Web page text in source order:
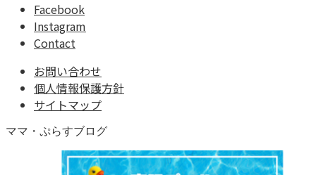
Facebook
Instagram
Contact
お問い合わせ
個人情報保護方針
サイトマップ
ママ・ぷらすブログ